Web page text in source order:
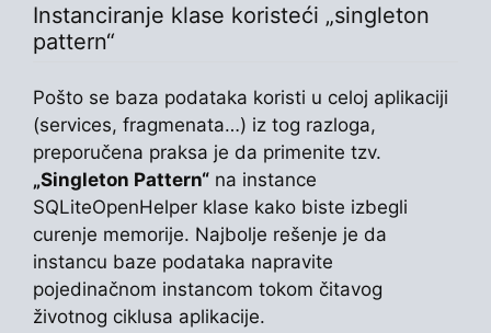
Instanciranje klase koristeći „singleton
pattern“
Pošto se baza podataka koristi u celoj aplikaciji
(services, fragmenata…) iz tog razloga,
preporučena praksa je da primenite tzv.
„Singleton Pattern“ na instance
SQLiteOpenHelper klase kako biste izbegli
curenje memorije. Najbolje rešenje je da
instancu baze podataka napravite
pojedinačnom instancom tokom čitavog
životnog ciklusa aplikacije.